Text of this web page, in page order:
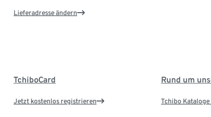
Lieferadresse ändern
TchiboCard
Jetzt kostenlos registrieren
Rund um
Tchibo Kataloge